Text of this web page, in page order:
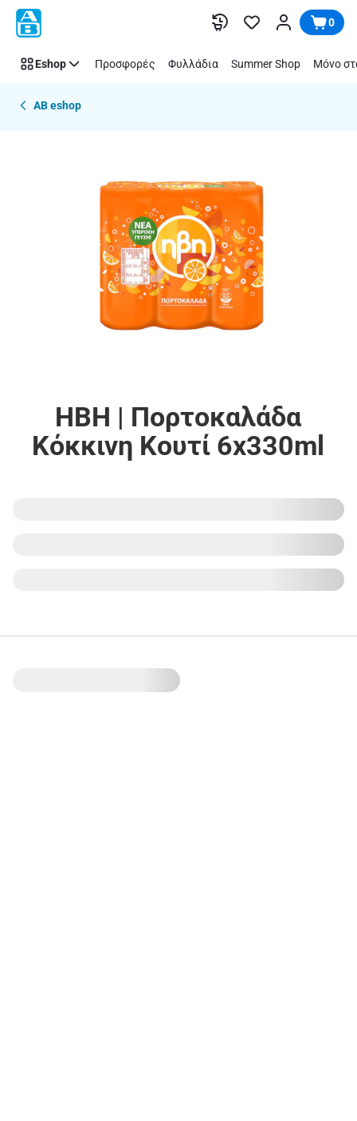
Παράλειψη 0
Eshop Προσφορές Φυλλάδια Summer Shop Μόνο
AB eshop
HBH | Πορτοκαλάδα
Κόκκινη Κουτί 6x330ml